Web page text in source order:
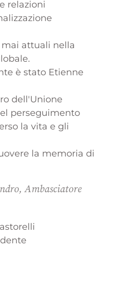
relazioni
attuali nella
è stato Etienne
dell'Unione
perseguimento
la vita e gli
la memoria di
Ambasciatore